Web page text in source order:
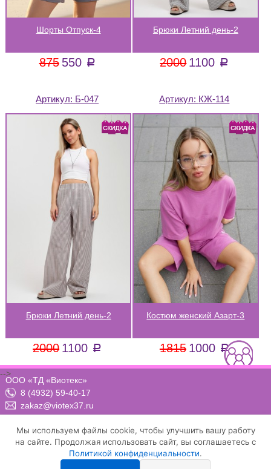
Шорты Отпуск-4
875 550 a
Брюки Летний день-2
2000 1100 a
Артикул: Б-047
Брюки Летний день-2
2000 1100 a
Артикул: КЖ-114
Костюм женский Азарт-3
1815 1000 a
ООО «ТД «Виотекс»
8 (4932) 59-40-17
zakaz@viotex37.ru
Положение о конфиденциальности и защите персональных данных
-->
Мы используем файлы cookie, чтобы улучшить вашу работу
на сайте. Продолжая использовать сайт, вы соглашаетесь с
Политикой конфиденциальности.